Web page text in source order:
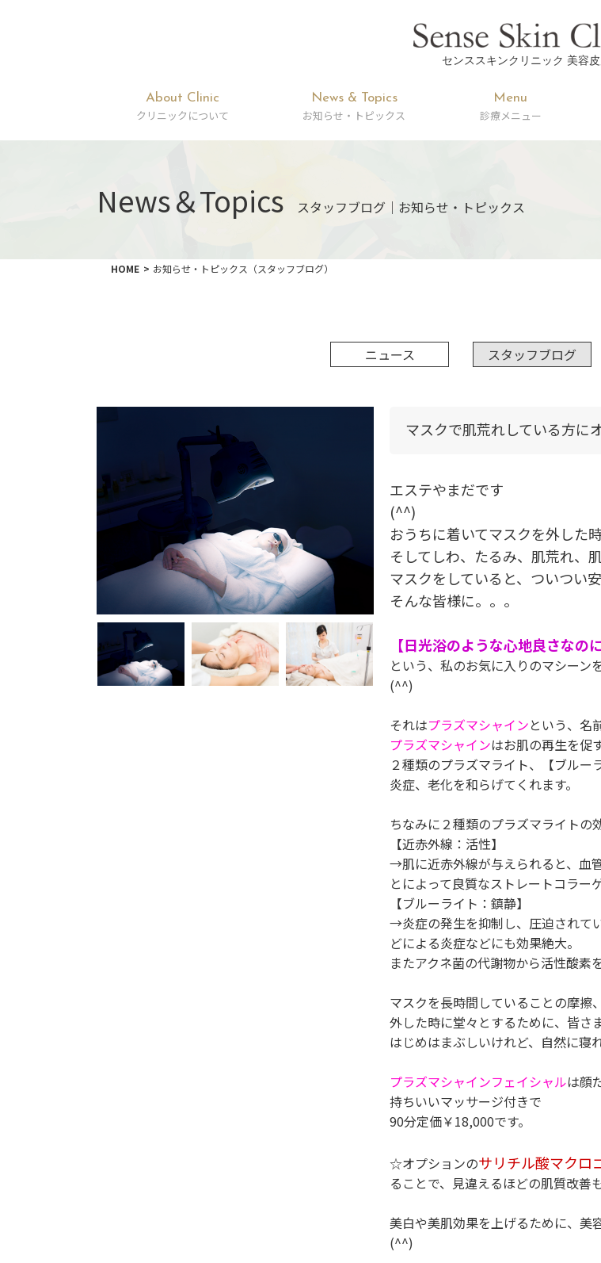
センススキンクリニック 美容
About Clinic
クリニックについて
News & Topics
お知らせ・トピックス
Menu
診療メニュー
News＆Topics スタッフブログ｜お知らせ・トピックス
HOME お知らせ・トピックス（スタッフブログ）
ニュース スタッフブログ
マスクで肌荒れしている方に
エステやまだです
(^^)
おうちに着いてマスクを外した
そしてしわ、たるみ、肌荒れ、
マスクをしていると、ついつい
そんな皆様に。。。
【日光浴のような心地良さなの
という、私のお気に入りのマシーン
(^^)
それはプラズマシャインという、名
プラズマシャインはお肌の再生を促
２種類のプラズマライト、【ブル
炎症、老化を和らげてくれます。
ちなみに２種類のプラズマライトの
【近赤外線：活性】
→肌に近赤外線が与えられると、血
とによって良質なストレートコラー
【ブルーライト：鎮静】
→炎症の発生を抑制し、圧迫されて
どによる炎症などにも効果絶大。
またアクネ菌の代謝物から活性酸素
マスクを長時間していることの摩擦
外した時に堂々とするために、皆さ
はじめはまぶしいけれど、自然に寝
プラズマシャインフェイシャルは顔
持ちいいマッサージ付きで
90分定価￥18,000です。
☆オプションのサリチル酸マクロ
ることで、見違えるほどの肌質改善
美白や美肌効果を上げるために、美
(^^)